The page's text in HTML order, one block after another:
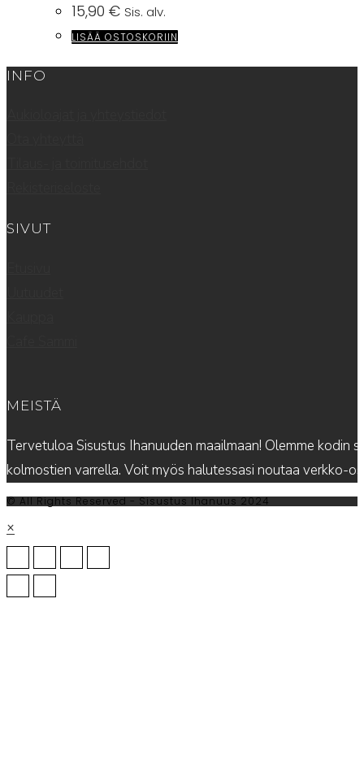
15,90 € Sis. alv.
LISÄÄ OSTOSKORIIN
INFO
SIVUT
MEISTÄ
Tervetuloa Sisustus Ihanuuden maailmaan! Olemme kodin
kolmostien varrella. Voit myös halutessasi noutaa verkko-
© All Rights Reserved - Sisustus Ihanuus 2024
×